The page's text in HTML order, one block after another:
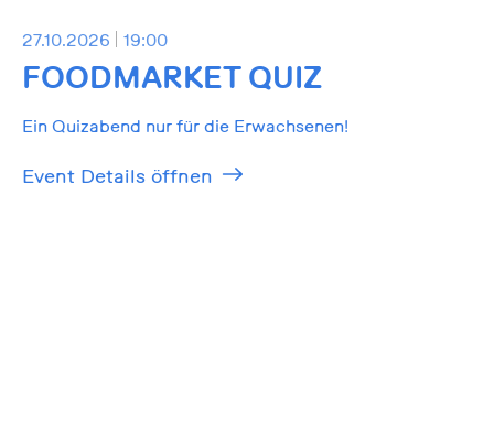
27.10.2026 19:00
FOODMARKET QUIZ
Ein Quizabend nur für die Erwachsenen!
Event Details öffnen